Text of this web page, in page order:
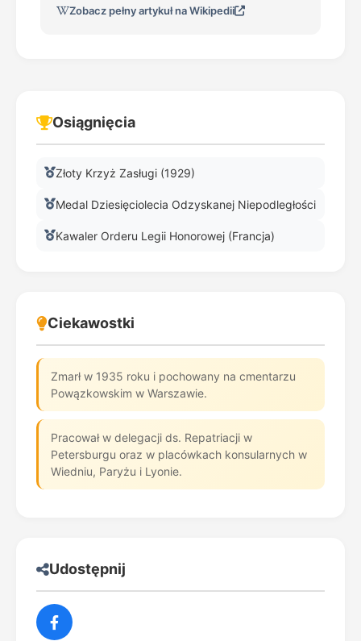
Zobacz pełny artykuł na Wikipedii
Osiągnięcia
Złoty Krzyż Zasługi (1929)
Medal Dziesięciolecia Odzyskanej Niepodległości
Kawaler Orderu Legii Honorowej (Francja)
Ciekawostki
Zmarł w 1935 roku i pochowany na cmentarzu
Powązkowskim w Warszawie.
Pracował w delegacji ds. Repatriacji w
Petersburgu oraz w placówkach konsularnych w
Wiedniu, Paryżu i Lyonie.
Udostępnij